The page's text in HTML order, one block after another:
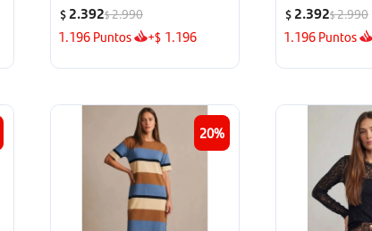
$2.392$2.990
1.196Puntos +$ 1.196
$2.392$2.990
1.196Puntos
20